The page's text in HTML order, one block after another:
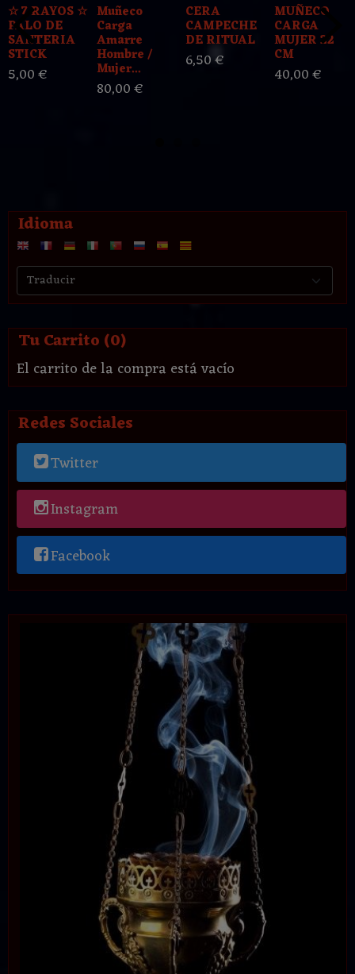
Idioma
Tu Carrito (0)
El carrito de la compra está vacío
Redes Sociales
Twitter
Instagram
Facebook
☆ 7 RAYOS ☆
PALO DE
SANTERIA
STICK
5,00 €
Muñeco
Carga
Amarre
Hombre /
Mujer...
80,00 €
CERA
CAMPECHE
DE RITUAL
6,50 €
MUÑECO
CARGA
MUJER 22
CM
40,00 €